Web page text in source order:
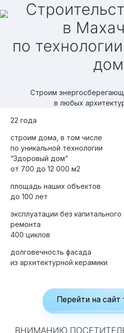
Вакансии
Элитные «Здоровые дома»
Управление проектом
в
по
Строим
в любых
22 года
строим дома, в том числе
по уникальной технологии
“Здоровый дом”
от 700 до 12 000 м2
площадь наших объектов
до 100 лет
эксплуатации без капитального
ремонта
400 циклов
долговечность фасада
из архитектурной керамики
Перейти на сайт
ВНИМАНИЮ